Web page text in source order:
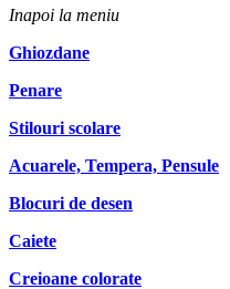
Inapoi la meniu
Ghiozdane
Penare
Stilouri scolare
Acuarele, Tempera, Pensule
Blocuri de desen
Caiete
Creioane colorate